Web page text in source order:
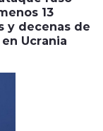
13
y decenas de
Ucrania